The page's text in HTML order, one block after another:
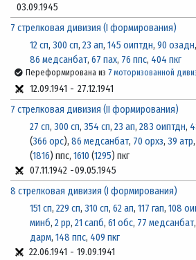
03.09.1945
7 стрелковая дивизия (I формирования)
12 сп, 300 сп, 23 ап, 145 оиптдн, 90 озадн,
86 медсанбат, 67 пах, 76 ппс, 404 пкг
Переформирована из7 моторизованной
12.09.1941 - 27.12.1941
7 стрелковая дивизия (II формирования)
27 сп, 300 сп, 354 сп, 23 ап, 283 оиптдн,
(366 орс), 86 медсанбат, 70 орхз, 39 атр,
(1816) ппс, 1610 (1295) пкг
07.11.1942 -09.05.1945
8 стрелковая дивизия (I формирования)
151 сп, 229 сп, 310 сп, 62 ап, 117 гап, 108
минб, 2 рр, 21 сапб, 61 обс, 77 медсанбат,
дарм, 148 ппс, 409 пкг
22.06.1941 - 19.09.1941